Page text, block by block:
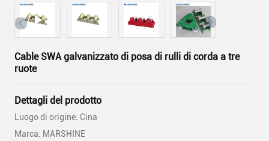
Cable SWA galvanizzato di posa di rulli di corda a tre
ruote
Dettagli del prodotto
Luogo di origine: Cina
Marca: MARSHINE